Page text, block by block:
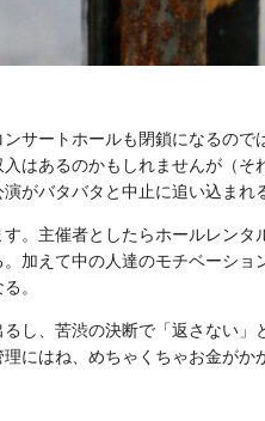
サートホールも閉鎖になるの
はあるのかもしれませんが（
がバタバタと中止に追い込まれ
。主催者としたらホールレン
加えて中の人達のモチベーシ
。
し、苦渋の決断で「返さない
にはね、めちゃくちゃお金が